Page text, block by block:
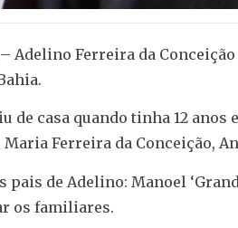
– Adelino Ferreira da
de casa quando tinha 12
Maria Ferreira da Conceição,
pais de Adelino: Manoel
os familiares.